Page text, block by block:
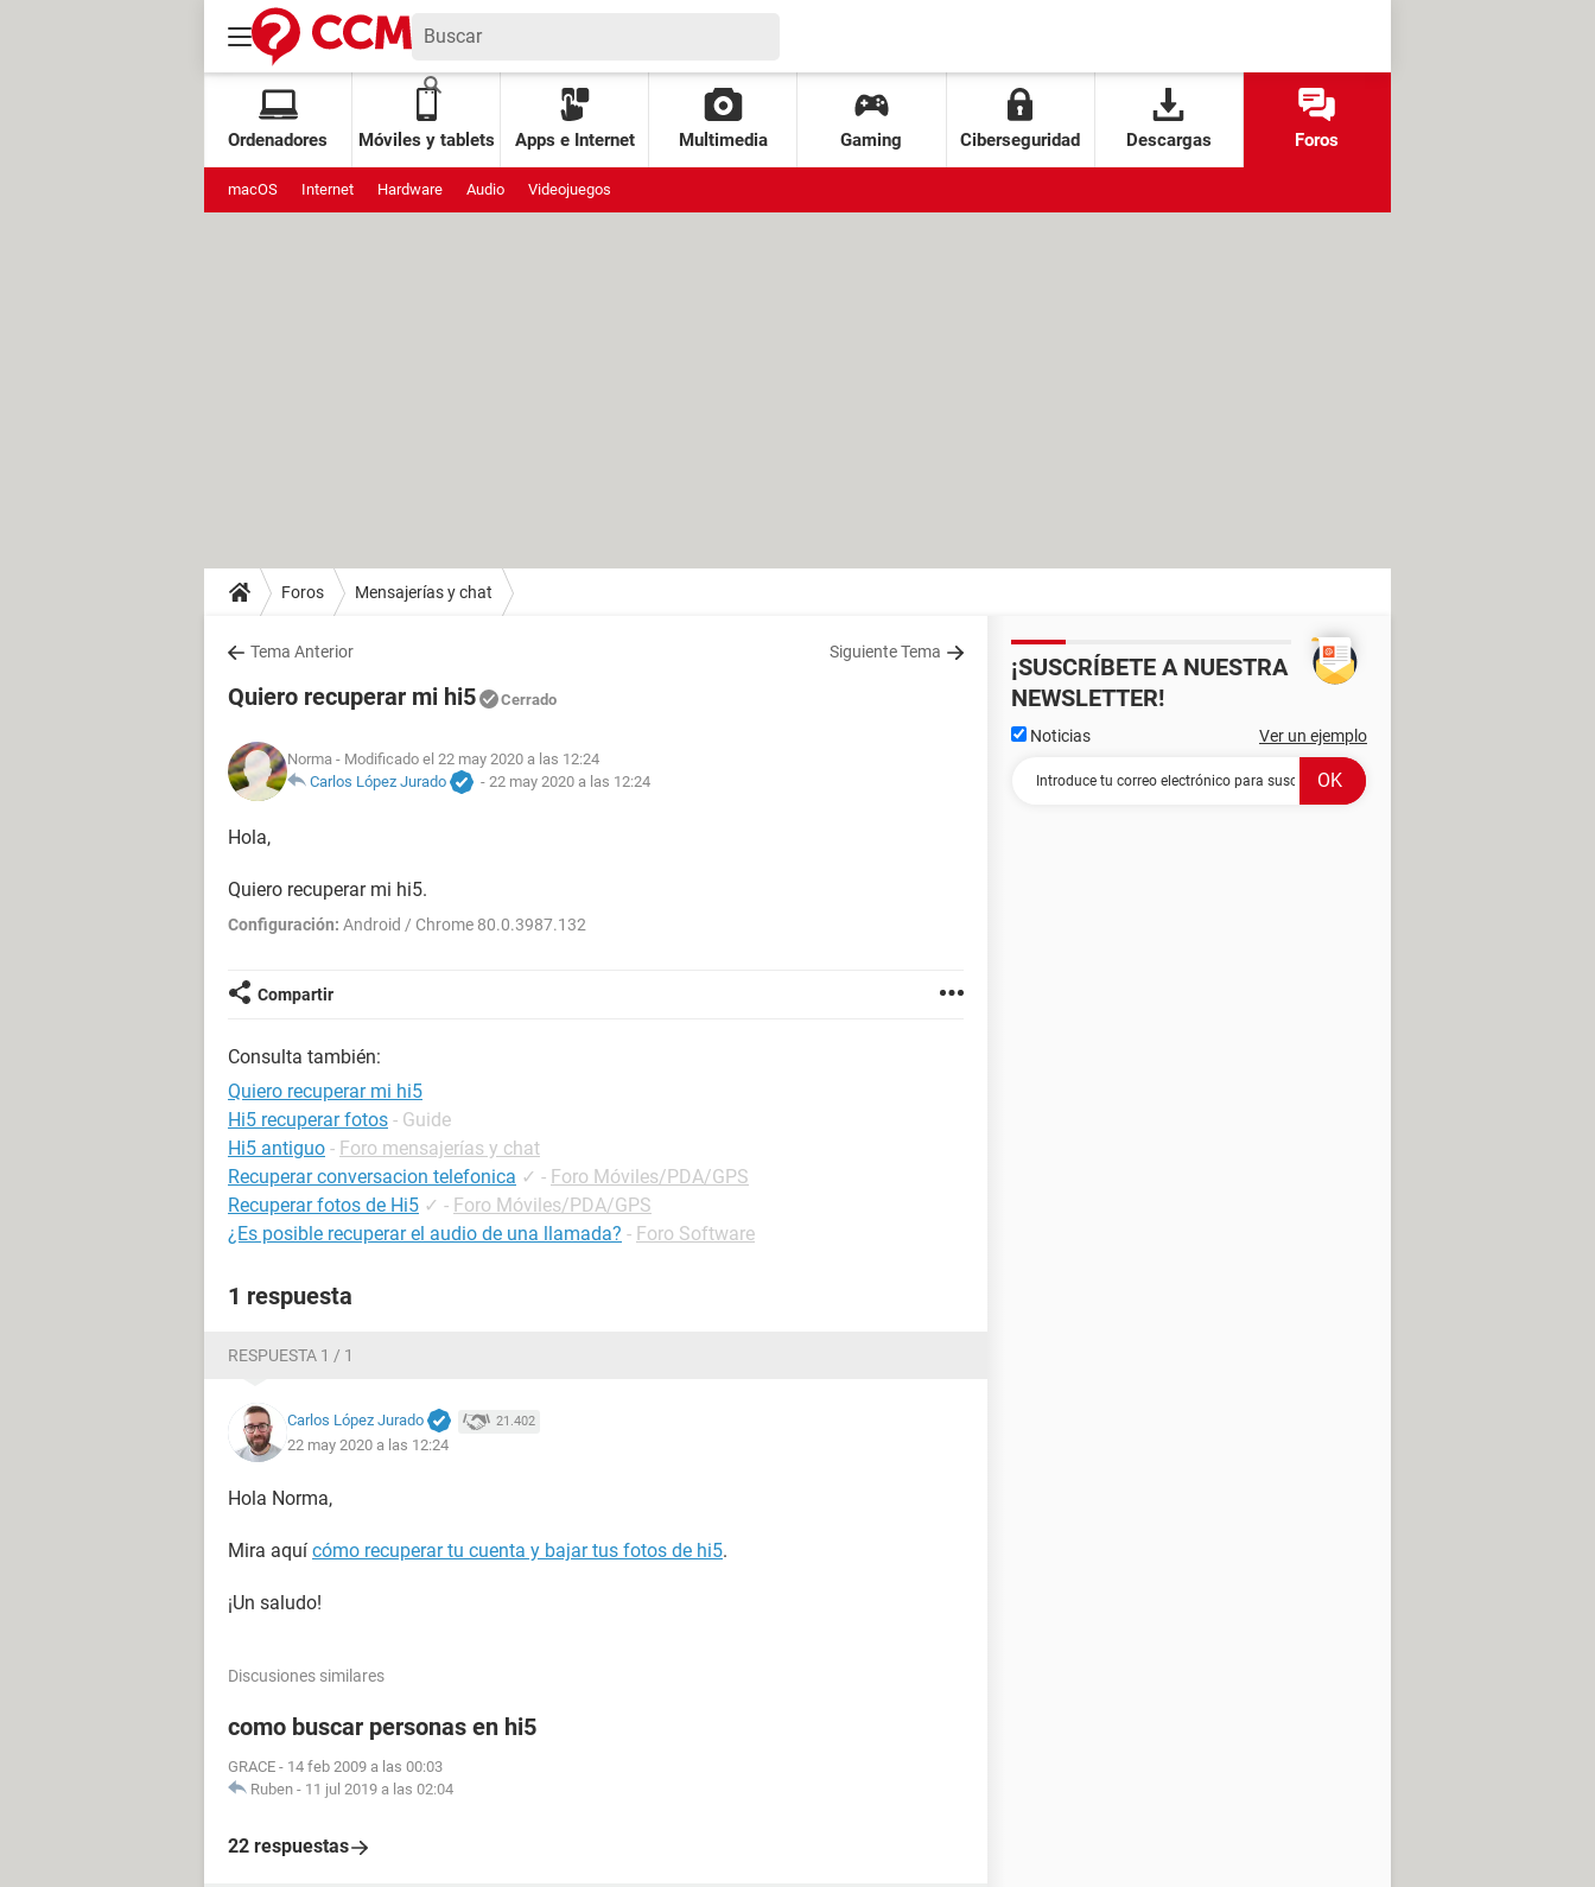
Ordenadores Móviles y tablets Apps e Internet Multimedia Gaming Ciberseguridad Descargas Foros
macOS Internet Hardware Audio Videojuegos
Foros Mensajerías y chat
Tema Anterior Siguiente Tema
Quiero recuperar mi hi5 Cerrado
Norma - Modificado el 22 may 2020 a las 12:24
Carlos López Jurado
- 22 may 2020 a las 12:24
Hola,
Quiero recuperar mi hi5.
Configuración: Android / Chrome 80.0.3987.132
Compartir
Consulta también:
Quiero recuperar mi hi5
Hi5 recuperar fotos - Guide
Hi5 antiguo - Foro mensajerías y chat
Recuperar conversacion telefonica ✓ - Foro Móviles/PDA/GPS
Recuperar fotos de Hi5 ✓ - Foro Móviles/PDA/GPS
¿Es posible recuperar el audio de una llamada? - Foro Software
1 respuesta
RESPUESTA 1 / 1
Carlos López Jurado 21.402
22 may 2020 a las 12:24
Hola Norma,
Mira aquí cómo recuperar tu cuenta y bajar tus fotos de hi5.
¡Un saludo!
Discusiones similares
como buscar personas en hi5
GRACE - 14 feb 2009 a las 00:03
Ruben - 11 jul 2019 a las 02:04
22 respuestas
¡SUSCRÍBETE A NUESTRA
NEWSLETTER!
Noticias Ver un ejemplo